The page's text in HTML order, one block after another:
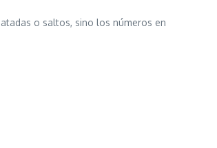
o saltos, sino los números en